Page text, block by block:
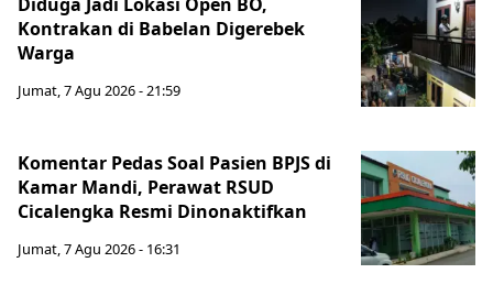
Kontrakan di Babelan Digerebek
Warga
Jumat, 7 Agu 2026 - 21:59
Komentar Pedas Soal Pasien BPJS di
Kamar Mandi, Perawat RSUD
Cicalengka Resmi Dinonaktifkan
Jumat, 7 Agu 2026 - 16:31